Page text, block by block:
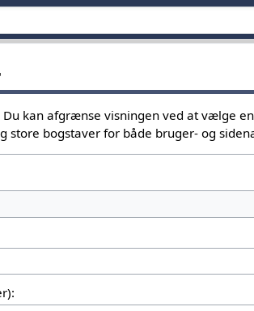
kan afgrænse visningen ved at vælge
store bogstaver for både bruger- og